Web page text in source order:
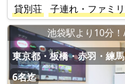
貸別荘
子連れ・ファミ
池袋駅より10分
東京都・板橋・赤羽・練馬
6名迄